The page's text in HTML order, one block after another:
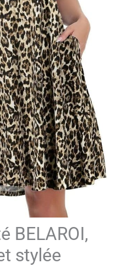
BELAROI,
stylée